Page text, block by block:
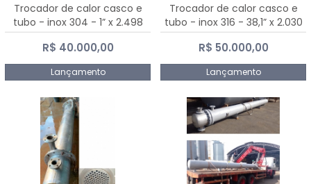
Trocador de calor casco e
tubo - inox 304 - 1” x 2.498
mm
R$ 40.000,00
Lançamento
Trocador de calor casco e
tubo - inox 316 - 38,1” x 2.030
mm
R$ 50.000,00
Lançamento